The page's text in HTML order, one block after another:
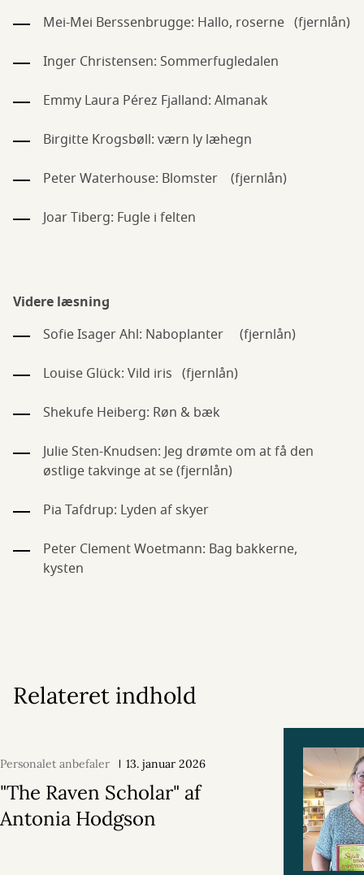
Mei-Mei Berssenbrugge: Hallo, roserne (fjernlån)
Inger Christensen: Sommerfugledalen
Emmy Laura Pérez Fjalland: Almanak
Birgitte Krogsbøll: værn ly læhegn
Peter Waterhouse: Blomster (fjernlån)
Joar Tiberg: Fugle i felten
Videre læsning
Sofie Isager Ahl: Naboplanter (fjernlån)
Louise Glück: Vild iris (fjernlån)
Shekufe Heiberg: Røn & bæk
Julie Sten-Knudsen: Jeg drømte om at få den
østlige takvinge at se (fjernlån)
Pia Tafdrup: Lyden af skyer
Peter Clement Woetmann: Bag bakkerne,
kysten
Relateret indhold
Personalet anbefaler 13. januar 2026
"The Raven Scholar" af
Antonia Hodgson